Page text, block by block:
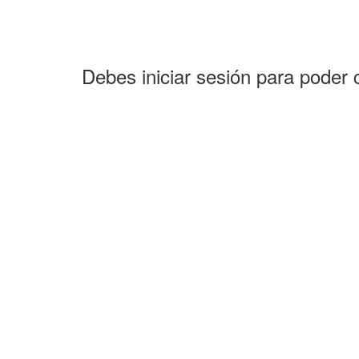
Debes iniciar sesión para poder